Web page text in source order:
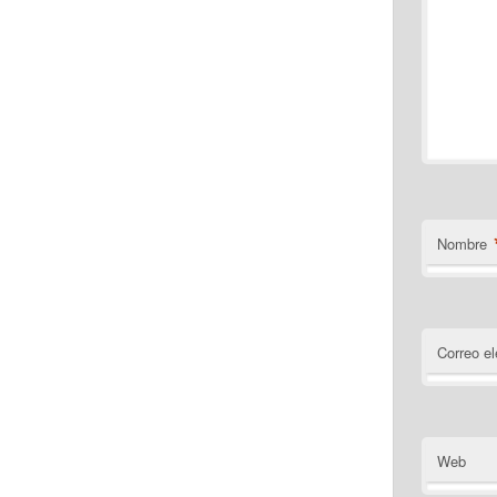
Nombre
Correo
Web